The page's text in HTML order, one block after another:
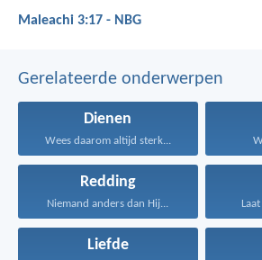
Maleachi 3:17 - NBG
Gerelateerde onderwerpen
Dienen
Wees daarom altijd sterk...
Redding
Niemand anders dan Hij...
Liefde